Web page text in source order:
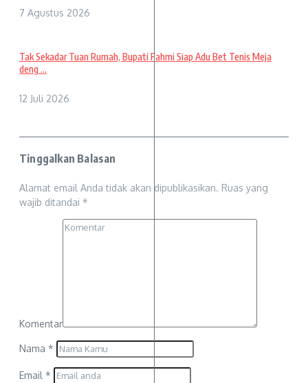
7 Agustus 2026
Tak Sekadar Tuan Rumah, Bupati Fahmi Siap Adu Bet Tenis Meja
deng ...
12 Juli 2026
Tinggalkan Balasan
Alamat email Anda tidak akan dipublikasikan. Ruas yang
wajib ditandai *
Komentar
Nama *
Email *